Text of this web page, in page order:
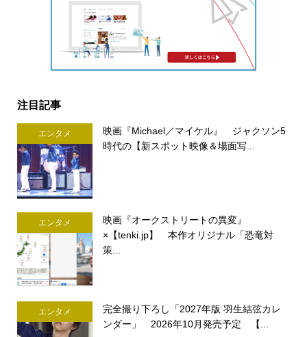
注目記事
エンタメ
映画『Michael／マイケル』 ジャクソン5
時代の【新スポット映像＆場面写...
エンタメ
映画『オークストリートの異変』
×【tenki.jp】 本作オリジナル「恐竜対
策...
エンタメ
完全撮り下ろし「2027年版 羽生結弦カレ
ンダー」 2026年10月発売予定 【...